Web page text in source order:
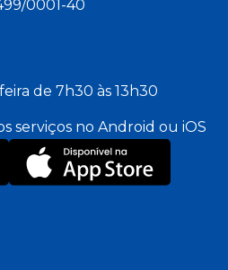
0001-40
de 7h30 às 13h30
serviços no Android ou iOS